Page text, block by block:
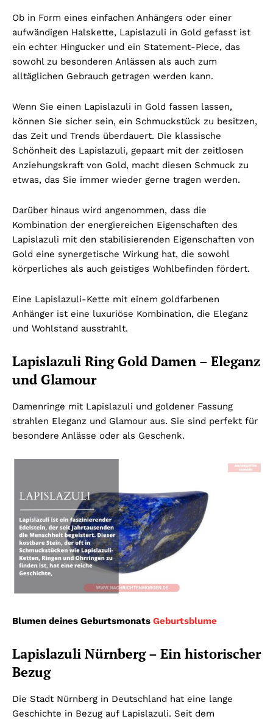
Ob in Form eines einfachen Anhängers oder einer
aufwändigen Halskette, Lapislazuli in Gold gefasst ist
ein echter Hingucker und ein Statement-Piece, das
sowohl zu besonderen Anlässen als auch zum
alltäglichen Gebrauch getragen werden kann.
Wenn Sie einen Lapislazuli in Gold fassen lassen,
können Sie sicher sein, ein Schmuckstück zu besitzen,
das Zeit und Trends überdauert. Die klassische
Schönheit des Lapislazuli, gepaart mit der zeitlosen
Anziehungskraft von Gold, macht diesen Schmuck zu
etwas, das Sie immer wieder gerne tragen werden.
Darüber hinaus wird angenommen, dass die
Kombination der energiereichen Eigenschaften des
Lapislazuli mit den stabilisierenden Eigenschaften von
Gold eine synergetische Wirkung hat, die sowohl
körperliches als auch geistiges Wohlbefinden fördert.
Eine Lapislazuli-Kette mit einem goldfarbenen
Anhänger ist eine luxuriöse Kombination, die Eleganz
und Wohlstand ausstrahlt.
Lapislazuli Ring Gold Damen – Eleganz
und Glamour
Damenringe mit Lapislazuli und goldener Fassung
strahlen Eleganz und Glamour aus. Sie sind perfekt für
besondere Anlässe oder als Geschenk.
Blumen deines Geburtsmonats Geburtsblume
Lapislazuli Nürnberg – Ein historischer
Bezug
Die Stadt Nürnberg in Deutschland hat eine lange
Geschichte in Bezug auf Lapislazuli. Seit dem